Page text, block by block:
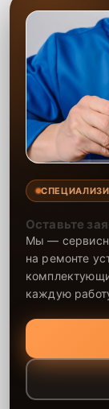
Оставьте
Мы —
на ремонте
каждую